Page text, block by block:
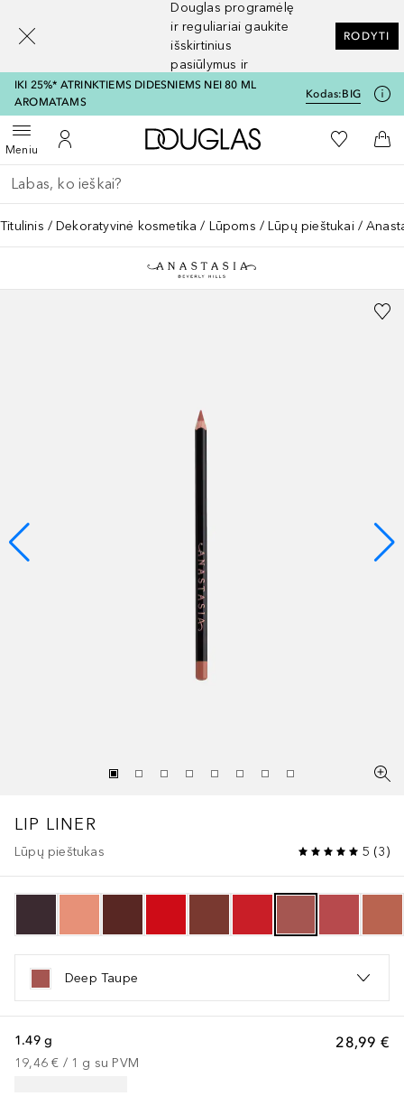
Douglas programėlę
ir reguliariai gaukite
išskirtinius
pasiūlymus ir
nuolaidas
RODYTI
IKI 25%* ATRINKTIEMS DIDESNIEMS NEI 80 ML
AROMATAMS
Kodas:BIG
MeniuAtidaryti meniuĮ mano paskyrą
Į Douglas pagrindinį
Į mano
Į
Grįžk atgal
Vykdykite paiešką
Titulinis Dekoratyvinė kosmetika Lūpoms Lūpų pieštukai
LIP LINER
Lūpų pieštukas 5 (3)
Deep Taupe
28,99 €
1.49 g
19,46 € / 1 g su PVM
[navigation.slideout.screenreader]